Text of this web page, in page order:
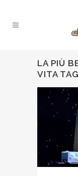
LA PIÙ
VITA TAG